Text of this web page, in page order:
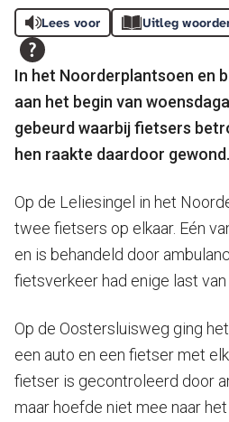
Lees voor Uitleg
In het Noorderplantsoen en
aan het begin van
gebeurd waarbij fietsers
hen raakte daardoor gewond.
Op de Leliesingel in het
twee fietsers op elkaar. Eén
en is behandeld door
fietsverkeer had enige last van
Op de Oostersluisweg ging
een auto en een fietser met
fietser is gecontroleerd door
maar hoefde niet mee naar het